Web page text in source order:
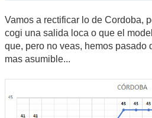
Vamos a rectificar lo de Cordoba,
cogi una salida loca o que el
que, pero no veas, hemos pasado
mas asumible...